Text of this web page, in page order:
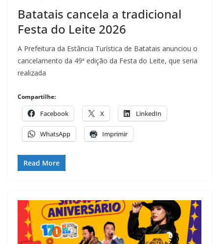
Batatais cancela a tradicional
Festa do Leite 2026
A Prefeitura da Estância Turística de Batatais anunciou o
cancelamento da 49ª edição da Festa do Leite, que seria
realizada
Compartilhe:
Facebook X LinkedIn
WhatsApp Imprimir
Read More